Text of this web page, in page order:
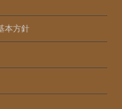
本方針